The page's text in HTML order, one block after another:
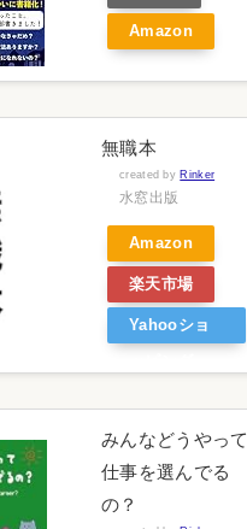
Amazon
無職本
created by Rinker
水窓出版
Amazon
楽天市場
Yahooショ
みんなどうやって
仕事を選んでる
の？